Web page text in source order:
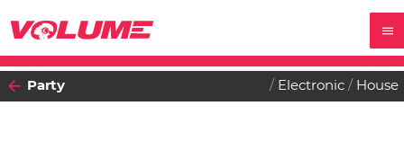
Party Electronic House